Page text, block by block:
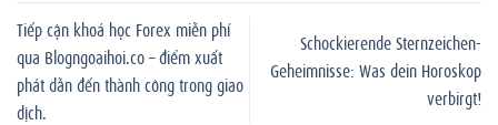
Tiếp cận khoá học Forex miễn phí
qua Blogngoaihoi.co – điểm xuất
phát dẫn đến thành công trong giao
dịch.
Schockierende Sternzeichen-
Geheimnisse: Was dein Horoskop
verbirgt!